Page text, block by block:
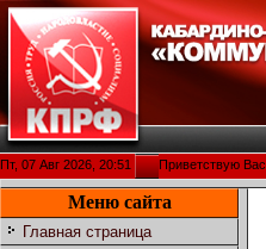
Пт, 07 Авг 2026, 20:51 Приветствую Вас
Меню сайта
Главная страница